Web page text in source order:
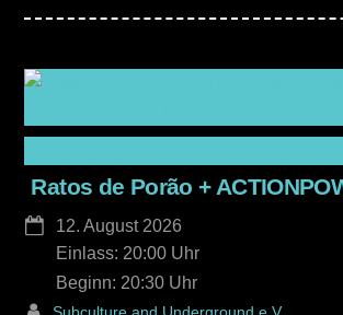
Ratos de Porão +
12. August 2026
20:30
Einlass: 20:00